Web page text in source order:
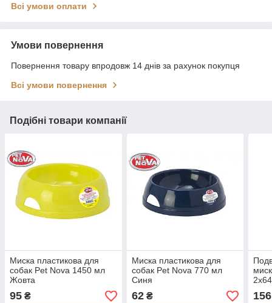
Всі умови оплати
Умови повернення
Повернення товару впродовж 14 днів за рахунок покупця
Всі умови повернення
Подібні товари компанії
Миска пластикова для
собак Pet Nova 1450 мл
Жовта
95 ₴
Миска пластикова для
собак Pet Nova 770 мл
Синя
62₴ 156